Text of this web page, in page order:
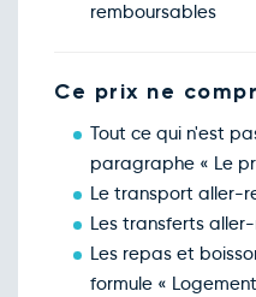
remboursables
Ce prix ne
Tout ce qui n'est
paragraphe « Le
Le transport aller-
Les transferts
Les repas et
formule «